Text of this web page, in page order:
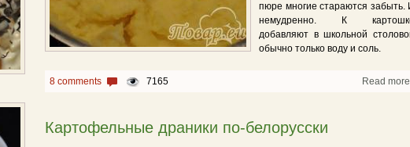
пюре многие стараются забыть.
немудренно. К
добавляют в школьной
обычно только воду и соль.
8 comments 7165 Read more
Картофельные драники по-белорусски